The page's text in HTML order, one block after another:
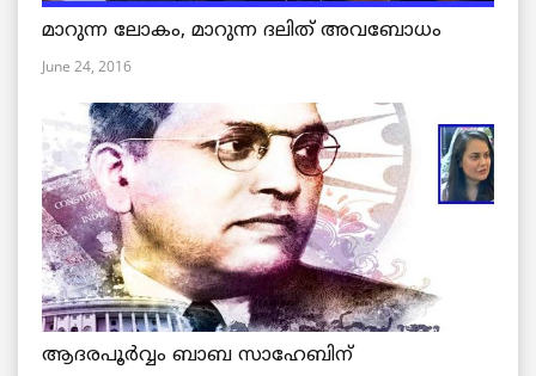
മാറുന്ന ലോകം, മാറുന്ന ദലിത് അവബോധം
June 24, 2016
ആദരപൂര്‍വ്വം ബാബ സാഹേബിന്